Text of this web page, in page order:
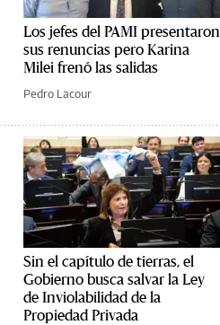
Los jefes del PAMI presentaron
sus renuncias pero Karina
Milei frenó las salidas
Pedro Lacour
Sin el capítulo de tierras, el
Gobierno busca salvar la Ley
de Inviolabilidad de la
Propiedad Privada